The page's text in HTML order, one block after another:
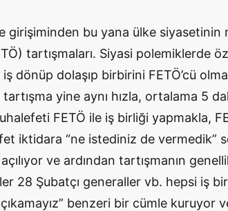
girişiminden bu yana ülke siyasetinin
tartışmaları. Siyasi polemiklerde
dönüp dolaşıp birbirini FETÖ’cü
yine aynı hızla, ortalama 5
FETÖ ile iş birliği yapmakla,
iktidara “ne istediniz de vermedik”
ve ardından tartışmanın
28 Şubatçı generaller vb. hepsi iş
benzeri bir cümle kuruyor